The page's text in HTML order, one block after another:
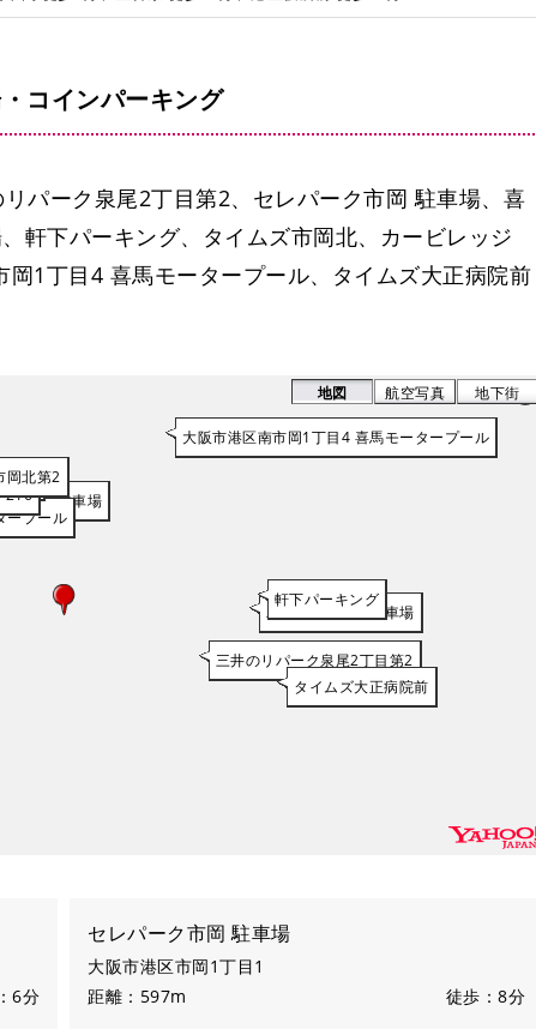
コインパーキング
パーク泉尾2丁目第2、セレパーク市岡 駐車場、喜
軒下パーキング、タイムズ市岡北、カービレッジ
1丁目4 喜馬モータープール、タイムズ大正病院前
三井のリパーク泉尾2丁目第2
ク市岡 駐車場
ープール
パラカ泉尾第2 駐車場
軒下パーキング
岡北
216
岡北第2
大阪市港区南市岡1丁目4 喜馬モータープール
タイムズ大正病院前
地図 航空写真 地下街
6分
セレパーク市岡 駐車場
大阪市港区市岡1丁目1
距離：597m
徒歩：8分